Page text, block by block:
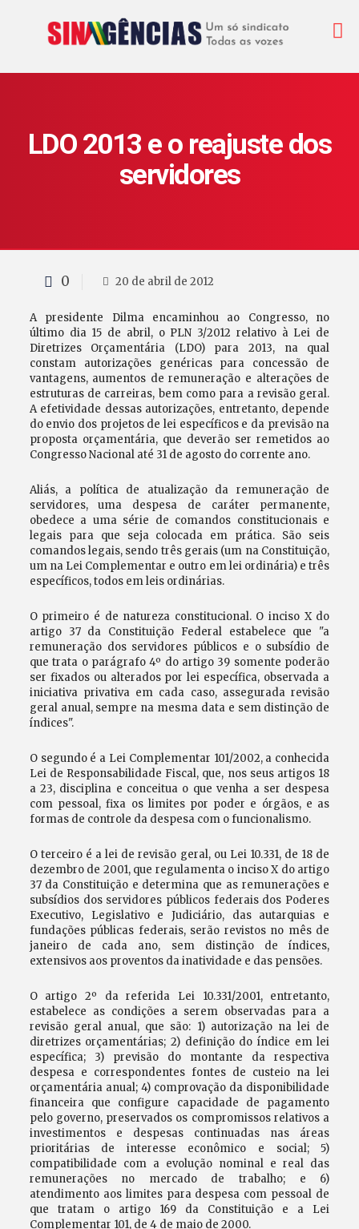
LDO 2013 e o reajuste dos
servidores
0 20 de abril de 2012
A presidente Dilma encaminhou ao Congresso, no
último dia 15 de abril, o PLN 3/2012 relativo à Lei de
Diretrizes Orçamentária (LDO) para 2013, na qual
constam autorizações genéricas para concessão de
vantagens, aumentos de remuneração e alterações de
estruturas de carreiras, bem como para a revisão geral.
A efetividade dessas autorizações, entretanto, depende
do envio dos projetos de lei específicos e da previsão na
proposta orçamentária, que deverão ser remetidos ao
Congresso Nacional até 31 de agosto do corrente ano.
Aliás, a política de atualização da remuneração de
servidores, uma despesa de caráter permanente,
obedece a uma série de comandos constitucionais e
legais para que seja colocada em prática. São seis
comandos legais, sendo três gerais (um na Constituição,
um na Lei Complementar e outro em lei ordinária) e três
específicos, todos em leis ordinárias.
O primeiro é de natureza constitucional. O inciso X do
artigo 37 da Constituição Federal estabelece que "a
remuneração dos servidores públicos e o subsídio de
que trata o parágrafo 4º do artigo 39 somente poderão
ser fixados ou alterados por lei específica, observada a
iniciativa privativa em cada caso, assegurada revisão
geral anual, sempre na mesma data e sem distinção de
índices".
O segundo é a Lei Complementar 101/2002, a conhecida
Lei de Responsabilidade Fiscal, que, nos seus artigos 18
a 23, disciplina e conceitua o que venha a ser despesa
com pessoal, fixa os limites por poder e órgãos, e as
formas de controle da despesa com o funcionalismo.
O terceiro é a lei de revisão geral, ou Lei 10.331, de 18 de
dezembro de 2001, que regulamenta o inciso X do artigo
37 da Constituição e determina que as remunerações e
subsídios dos servidores públicos federais dos Poderes
Executivo, Legislativo e Judiciário, das autarquias e
fundações públicas federais, serão revistos no mês de
janeiro de cada ano, sem distinção de índices,
extensivos aos proventos da inatividade e das pensões.
O artigo 2º da referida Lei 10.331/2001, entretanto,
estabelece as condições a serem observadas para a
revisão geral anual, que são: 1) autorização na lei de
diretrizes orçamentárias; 2) definição do índice em lei
específica; 3) previsão do montante da respectiva
despesa e correspondentes fontes de custeio na lei
orçamentária anual; 4) comprovação da disponibilidade
financeira que configure capacidade de pagamento
pelo governo, preservados os compromissos relativos a
investimentos e despesas continuadas nas áreas
prioritárias de interesse econômico e social; 5)
compatibilidade com a evolução nominal e real das
remunerações no mercado de trabalho; e 6)
atendimento aos limites para despesa com pessoal de
que tratam o artigo 169 da Constituição e a Lei
Complementar 101, de 4 de maio de 2000.